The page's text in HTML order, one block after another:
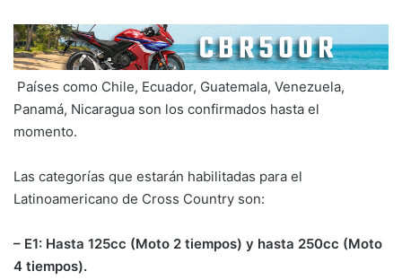
Países como Chile, Ecuador, Guatemala, Venezuela,
Panamá, Nicaragua son los confirmados hasta el
momento.
Las categorías que estarán habilitadas para el
Latinoamericano de Cross Country son:
– E1: Hasta 125cc (Moto 2 tiempos) y hasta 250cc (Moto
4 tiempos).